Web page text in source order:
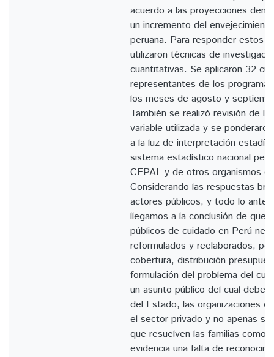
acuerdo a las proyecciones
un incremento del
peruana. Para responder estos
utilizaron técnicas de
cuantitativas. Se aplicaron 32
representantes de los
los meses de agosto y
También se realizó revisión de
variable utilizada y se
a la luz de interpretación
sistema estadístico nacional
CEPAL y de otros organismos
Considerando las respuestas
actores públicos, y todo lo
llegamos a la conclusión de que
públicos de cuidado en Perú
reformulados y reelaborados,
cobertura, distribución
formulación del problema del
un asunto público del cual
del Estado, las organizaciones
el sector privado y no apenas
que resuelven las familias como
evidencia una falta de